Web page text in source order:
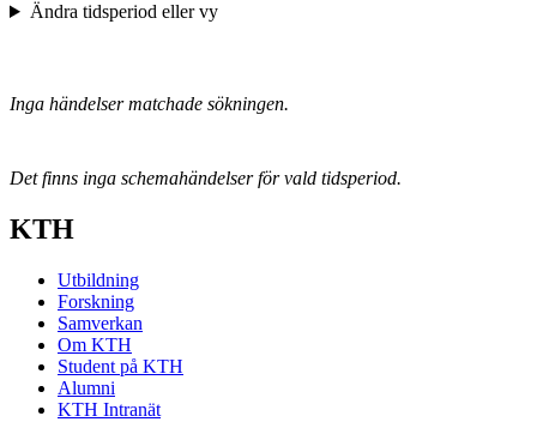
Ändra tidsperiod eller vy
Inga händelser matchade sökningen.
Det finns inga schemahändelser för vald tidsperiod.
KTH
Utbildning
Forskning
Samverkan
Om KTH
Student på KTH
Alumni
KTH Intranät